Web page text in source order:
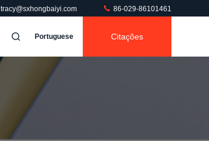
tracy@sxhongbaiyi.com 86-029-86101461
Portuguese Citações